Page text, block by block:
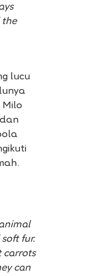
the
lucu
fur.
carrots
can